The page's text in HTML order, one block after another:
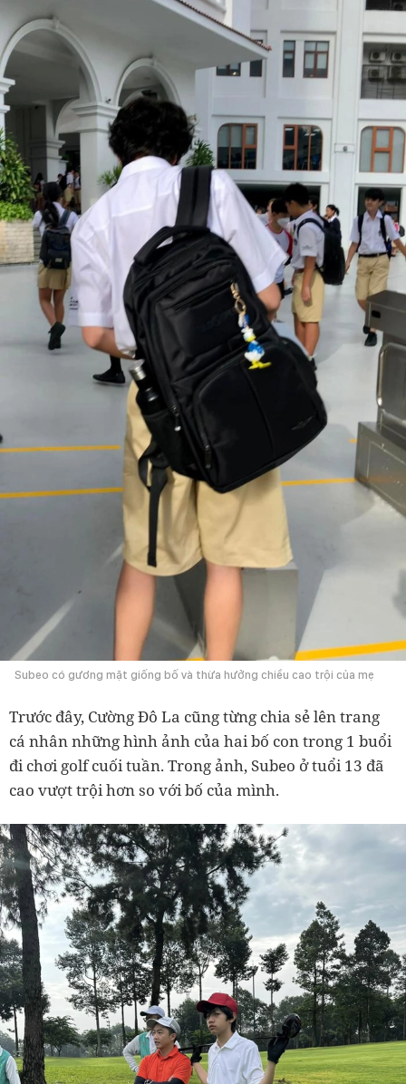
Subeo có gương mặt giống bố và thừa hưởng chiều cao trội của mẹ
Trước đây, Cường Đô La cũng từng chia sẻ lên trang
cá nhân những hình ảnh của hai bố con trong 1 buổi
đi chơi golf cuối tuần. Trong ảnh, Subeo ở tuổi 13 đã
cao vượt trội hơn so với bố của mình.